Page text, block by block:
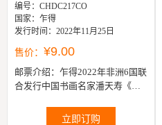
编号：CHDC217CO
国家：乍得
发行时间：2022年11月25日
售价： ¥9.00
邮票介绍： 乍得2022年非洲6国联
合发行中国书画名家潘天寿《小
立即订购